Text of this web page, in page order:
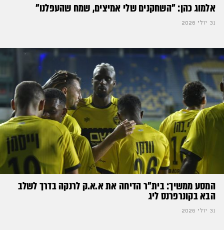
אלמוג כהן: "השחקנים שלי אמיצים, שמח שהעפלנו"
31 יולי 2026
המסע ממשיך: בית"ר הדיחה את א.א.ק לרנקה בדרך לשלב
הבא בקונרפרנס ליג
31 יולי 2026